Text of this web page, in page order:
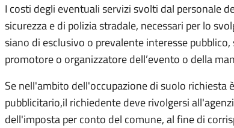
I costi degli eventuali servizi svolti dal personale
sicurezza e di polizia stradale, necessari per lo
siano di esclusivo o prevalente interesse
promotore o organizzatore dell’evento o della
Se nell'ambito dell'occupazione di suolo richiesta
pubblicitario,il richiedente deve rivolgersi
dell'imposta per conto del comune, al fine di